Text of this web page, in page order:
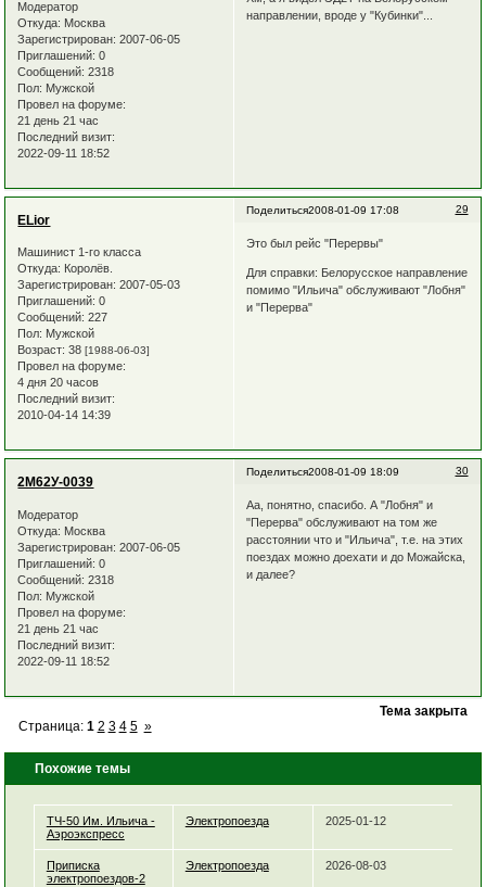
Модератор
Откуда: Москва
Зарегистрирован: 2007-06-05
Приглашений: 0
Сообщений: 2318
Пол: Мужской
Провел на форуме:
21 день 21 час
Последний визит:
2022-09-11 18:52
направлении, вроде у "Кубинки"...
Поделиться 29
2008-01-09 17:08
ELior
Машинист 1-го класса
Откуда: Королёв.
Зарегистрирован: 2007-05-03
Приглашений: 0
Сообщений: 227
Пол: Мужской
Возраст: 38[1988-06-03]
Провел на форуме:
4 дня 20 часов
Последний визит:
2010-04-14 14:39
Это был рейс "Перервы"
Для справки: Белорусское направление
помимо "Ильича" обслуживают "Лобня"
и "Перерва"
Поделиться 30
2008-01-09 18:09
2М62У-0039
Модератор
Откуда: Москва
Зарегистрирован: 2007-06-05
Приглашений: 0
Сообщений: 2318
Пол: Мужской
Провел на форуме:
21 день 21 час
Последний визит:
2022-09-11 18:52
Аа, понятно, спасибо. А "Лобня" и
"Перерва" обслуживают на том же
расстоянии что и "Ильича", т.е. на этих
поездах можно доехати и до Можайска,
и далее?
Тема закрыта
Страница: 1 2 3 4 5 »
Похожие темы
ТЧ-50 Им. Ильича -
Аэроэкспресс
Электропоезда 2025-01-12
Приписка
электропоездов-2
Электропоезда 2026-08-03